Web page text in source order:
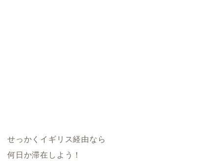
せっかくイギリス経由なら
何日か滞在しよう！